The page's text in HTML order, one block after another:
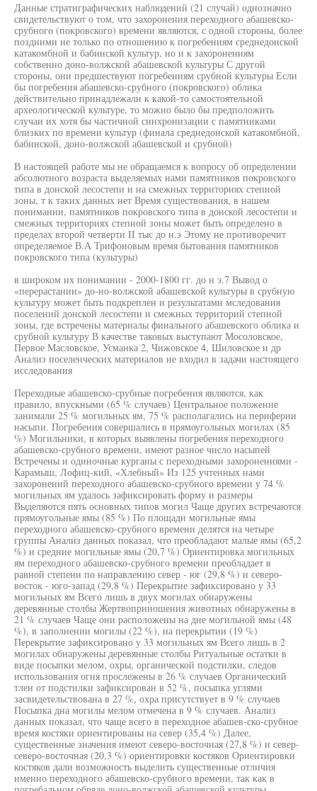
Данные стратиграфических наблюдений (21 случай) однозначно
свидетельствуют о том, что захоронения переходного абашевско-
срубного (покровского) времени являются, с одной стороны, более
поздними не только по отношению к погребениям среднедонской
катакомбной и бабинской культур, но и к захоронениям
собственно доно-волжской абашевской культуры С другой
стороны, они предшествуют погребениям срубной культуры Если
бы погребения абашевско-срубного (покровского) облика
действительно принадлежали к какой-то самостоятельной
археологической культуре, то можно было бы предположить
случаи их хотя бы частичной синхронизации с памятниками
близких по времени культур (финала среднедонской катакомбной,
бабинской, доно-волжской абашевской и срубной)
В настоящей работе мы не обращаемся к вопросу об определении
абсолютного возраста выделяемых нами памятников покровского
типа в донской лесостепи и на смежных территориях степной
зоны, т к таких данных нет Время существования, в нашем
понимании, памятников покровского типа в донской лесостепи и
смежных территориях степной зоны может быть определено в
пределах второй четверти II тыс до н.э Этому не противоречит
определяемое В.А Трифоновым время бытования памятников
покровского типа (культуры)
в широком их понимании - 2000-1800 гг. до н э.7 Вывод о
«перерастании» до-но-волжской абашевской культуры в срубную
культуру может быть подкреплен и результатами мследования
поселений донской лесостепи и смежных территорий степной
зоны, где встречены материалы финального абашевского облика и
срубной культуру В качестве таковых выступают Мосоловское,
Первое Масловское, Усманка 2, Чижовское 4, Шиловское и др
Анализ поселенческих материалов не входил в задачи настоящего
исследования
Переходные абашевско-срубные погребения являются, как
правило, впускными (65 % случаев) Центральное положение
занимали 25 % могильных ям, 75 % располагались на периферии
насыпи. Погребения совершались в прямоугольных могилах (85
%) Могильники, в которых выявлены погребения переходного
абашевско-срубного времени, имеют разное число насыпей
Встречены и одиночные курганы с переходными захоронениями -
Карамыш, Лофиц-кий, «Хлебный» Из 125 учтенных нами
захоронений переходного абашевско-срубного времени у 74 %
могильных ям удалось зафиксировать форму и размеры
Выделяются пять основных типов могил Чаще других встречаются
прямоугольные ямы (85 %) По площади могильные ямы
переходного абашевско-срубного времени делятся на четыре
группы Анализ данных показал, что преобладают малые ямы (65,2
%) и средние могильные ямы (20,7 %) Ориентировка могильных
ям переходного абашевско-срубного времени преобладает в
равной степени по направлению север - юг (29,8 %) и северо-
восток - юго-запад (29,8 %) Перекрытие зафиксировано у 33
могильных ям Всего лишь в двух могилах обнаружены
деревянные столбы Жертвоприношения животных обнаружены в
21 % случаев Чаще они расположены на дне могильной ямы (48
%), в заполнении могилы (22 %), на перекрытии (19 %)
Перекрытие зафиксировано у 33 могильных ям Всего лишь в 2
могилах обнаружены деревянные столбы Ритуальные остатки в
виде посыпки мелом, охры, органической подстилки, следов
использования огня прослежены в 26 % случаев Органический
тлен от подстилки зафиксирован в 52 %, посыпка углями
засвидетельствована в 27 %, охра присутствует в 9 % случаев
Посыпка дна могилы мелом отмечена в 9 % случаев. Анализ
данных показал, что чаще всего в переходное абашев-ско-срубное
время костяки ориентированы на север (35,4 %) Далее,
существенные значения имеют северо-восточная (27,8 %) и север-
северо-восточная (20,3 %) ориентировки костяков Ориентировки
костяков дали возможность выделить существенные отличия
именно переходного абашевско-срубного времени, так как в